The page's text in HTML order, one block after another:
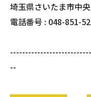
埼玉県さいたま市中
電話番号 : 048-851-
--